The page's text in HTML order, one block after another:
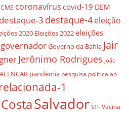
CMS coronavírus covid-19 DEM
destaque-3 destaque-4eleição
2020 Eleições 2022eleições
governadorGoverno da Bahia Jair
Jerônimo Rodrigues João
pandemia pesquisa política ao
1
Salvador STF Vacina